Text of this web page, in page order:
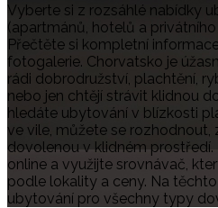
Vyberte si z rozsáhlé nabídky
(apartmánů, hotelů a
Přečtěte si kompletní
fotogalerie. Chorvatsko je
rádi dobrodružství, plachtění,
nebo jen chtějí strávit klidnou
hledáte ubytování v blízkosti
ve vile, můžete se
dovolenou v klidném
online a využijte srovnávač,
podle lokality a ceny. Na
ubytování pro všechny typy